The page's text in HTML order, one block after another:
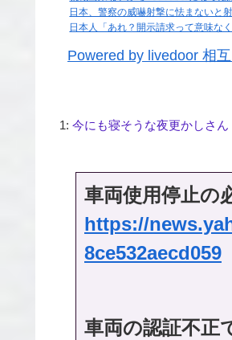
日本、警察の威嚇射撃に怯まないと
日本人「あれ？開示請求って意味なく
Powered by livedoor 相
1: 今にも寝そうな夜更かしさん
車両使用停止の
https://
8ce532aecd059
車両の認証不正